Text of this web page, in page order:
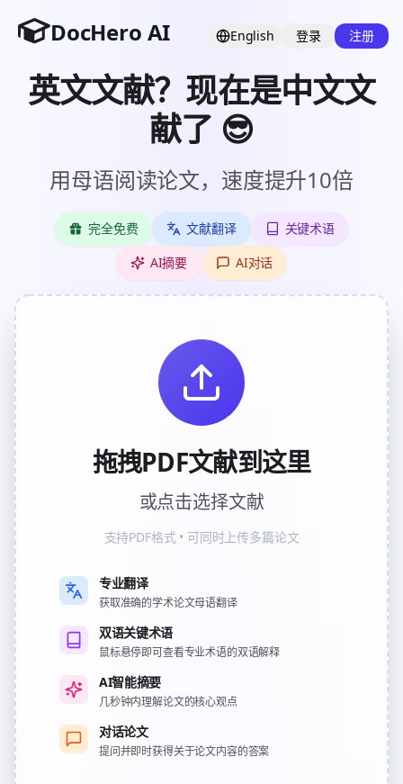
DocHero AI English 登录 注册
英文文献？现在是中文文
献了 😎
用母语阅读论文，速度提升10倍
完全免费 文献翻译
关键术语
AI摘要
AI对话
拖拽PDF文献到这里
或点击选择文献
支持PDF格式 • 可同时上传多篇论文
专业翻译
获取准确的学术论文母语翻译
双语关键术语
鼠标悬停即可查看专业术语的双语解释
AI智能摘要
几秒钟内理解论文的核心观点
对话论文
提问并即时获得关于论文内容的答案